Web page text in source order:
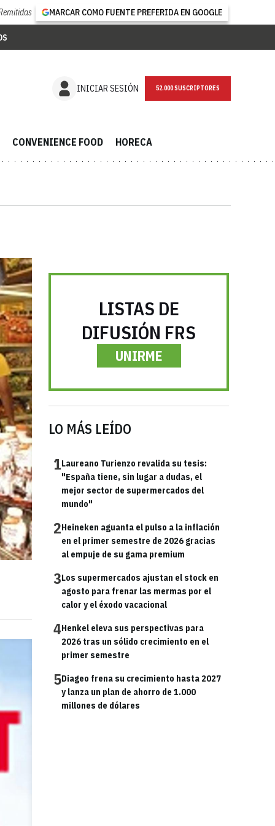
MARCAR COMO FUENTE PREFERIDA EN GOOGLE
INICIAR SESIÓN NEWSLETTER
CONVENIENCE FOOD HORECA
LISTAS DE
DIFUSIÓN FRS
UNIRME
LO MÁS LEÍDO
1Laureano Turienzo revalida su tesis:
"España tiene, sin lugar a dudas, el
mejor sector de supermercados del
mundo"
2Heineken aguanta el pulso a la inflación
en el primer semestre de 2026 gracias
al empuje de su gama premium
3Los supermercados ajustan el stock en
agosto para frenar las mermas por el
calor y el éxodo vacacional
4Henkel eleva sus perspectivas para
2026 tras un sólido crecimiento en el
primer semestre
5Diageo frena su crecimiento hasta 2027
y lanza un plan de ahorro de 1.000
millones de dólares